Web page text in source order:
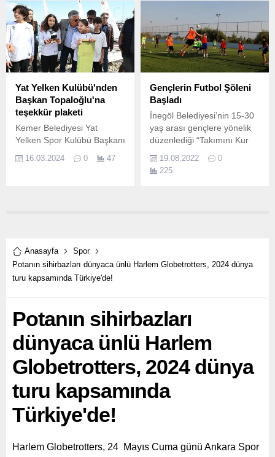
Yat Yelken Kulübü'nden
Başkan Topaloğlu'na
teşekkür plaketi
Kemer Belediyesi Yat
Yelken Spor Kulübü Başkanı
öğrencileri ile ağırladıkları
16.03.2024 0 47
Gençlerin Futbol Şöleni
Başladı
İnegöl Belediyesi’nin 15-30
yaş arası gençlere yönelik
düzenlediği “Takımını Kur
başladı.
19.08.2022
0
225
Anasayfa
Spor
Potanın sihirbazları dünyaca ünlü Harlem Globetrotters, 2024 dünya
turu kapsamında Türkiye'de!
Potanın sihirbazları
dünyaca ünlü Harlem
Globetrotters, 2024 dünya
turu kapsamında
Türkiye'de!
Harlem Globetrotters, 24 Mayıs Cuma günü Ankara Spor